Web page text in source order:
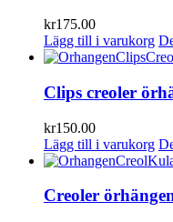
kr175.00
Lägg till i varukorg
Clips creoler
kr150.00
Lägg till i varukorg
Creoler